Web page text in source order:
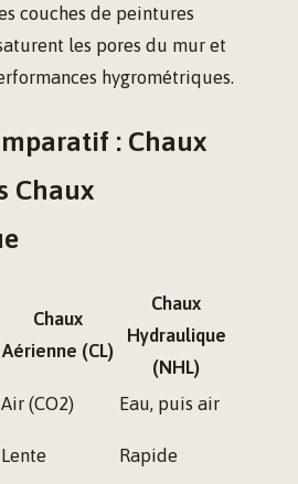
couches de peintures
les pores du mur et
hygrométriques.
: Chaux
Chaux
Chaux
Aérienne (CL)
Chaux
Hydraulique
(NHL)
Air (CO2)
Eau, puis air
Lente Rapide